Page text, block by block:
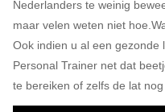
Nederlanders te weinig
maar velen weten niet
Ook indien u al een gezonde
Personal Trainer net dat
te bereiken of zelfs de lat